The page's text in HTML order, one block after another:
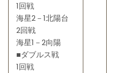
1回戦
海星2－1北陽台
2回戦
海星1－2向陽
■ダブルス戦
1回戦